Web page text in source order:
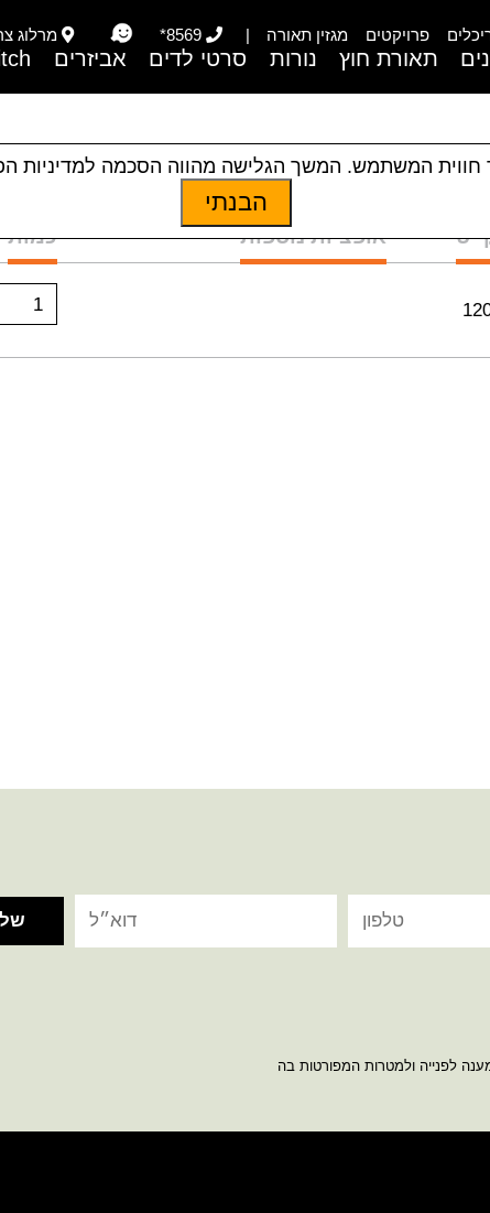
פרויקטים מגזין תאורה |
8569* מרלוג
תאורת חוץ נורות סרטי לדים אביזרים
אופציות נוספות כמות
1
לפנייה ולמטרות המפורטות בה
חווית המשתמש. המשך הגלישה מהווה הסכמה למדיניות
הבנתי